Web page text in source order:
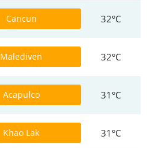
Cancun 32°C
Malediven 32°C
Acapulco 31°C
Khao Lak 31°C